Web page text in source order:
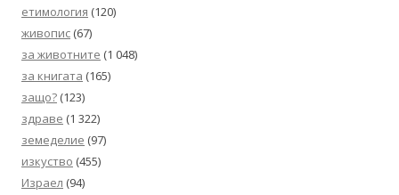
етимология (120)
живопис (67)
за животните (1 048)
за книгата (165)
защо? (123)
здраве (1 322)
земеделие (97)
изкуство (455)
Израел (94)